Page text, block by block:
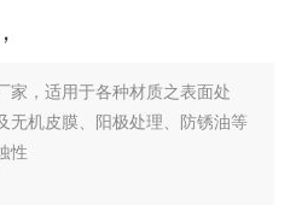
家，适用于各种材质之表面处
无机皮膜、阳极处理、防锈油等
性